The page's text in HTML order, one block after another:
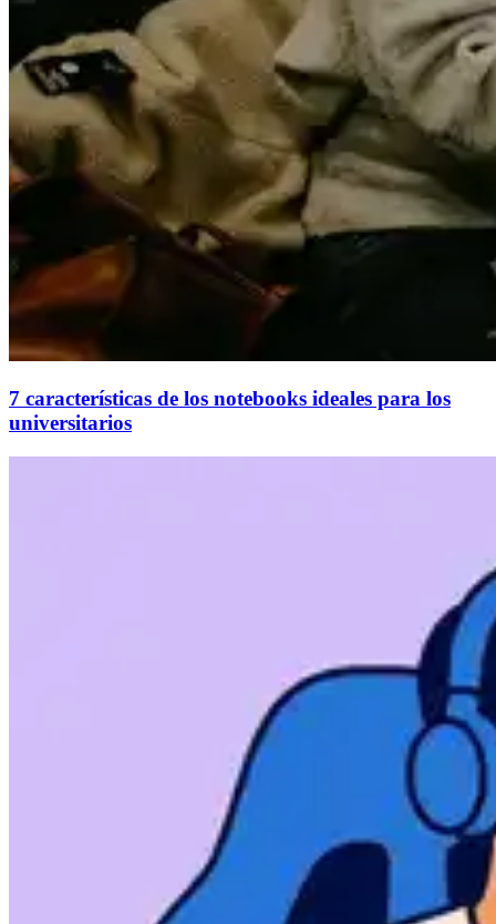
7 características de los notebooks ideales para los
universitarios